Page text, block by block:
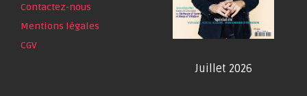
Contactez-nous
Mentions légales
CGV
Juillet 2026